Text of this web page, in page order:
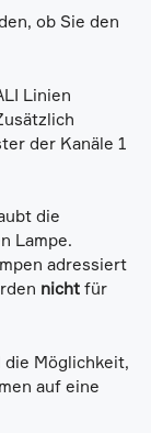
ob Sie den
Linien
der Kanäle 1
die
Lampe.
adressiert
nichtfür
die Möglichkeit,
auf eine